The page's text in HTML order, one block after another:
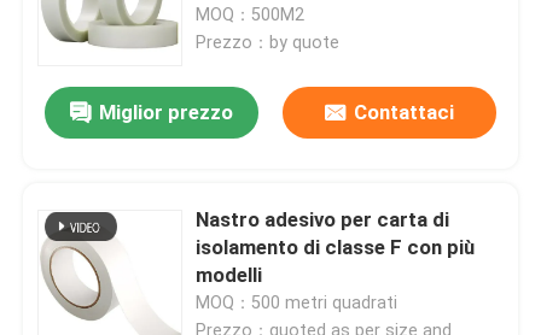
MOQ：500M2
Prezzo：by quote
Miglior prezzo Contattaci
Nastro adesivo per carta di
isolamento di classe F con più
modelli
MOQ：500 metri quadrati
Prezzo：quoted as per size and